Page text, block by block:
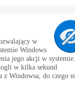
w
Windows
jego akcji w systemie.
w kilka sekund
z Windowsa, do czego